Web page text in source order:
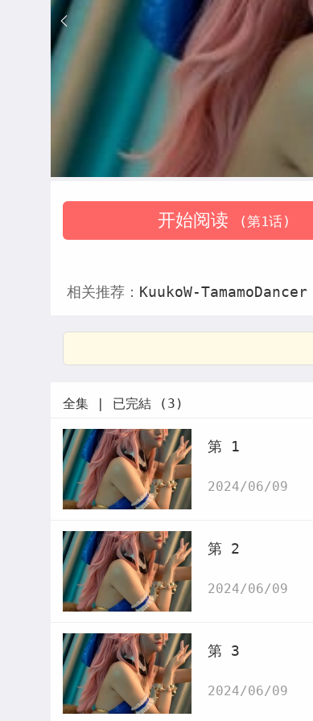
开始阅读 (第1话)
相关推荐： KuukoW-TamamoDancer
全集 | 已完結 (3)
第 1
2024/06/09
第 2
2024/06/09
第 3
2024/06/09